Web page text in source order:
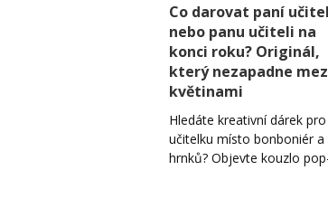
Co darovat paní
nebo panu učiteli na
konci roku? Originál,
který nezapadne
květinami
Hledáte kreativní dárek pro
učitelku místo bonboniér a
hrnků? Objevte kouzlo